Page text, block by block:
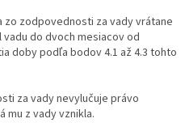
zo zodpovednosti za vady vrátane
do dvoch mesiacov od
doby podľa bodov 4.1 až 4.3 tohto
za vady nevylučuje právo
mu z vady vznikla.